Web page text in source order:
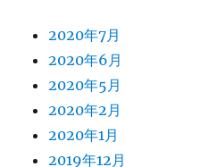
2020年7月
2020年6月
2020年5月
2020年2月
2020年1月
2019年12月